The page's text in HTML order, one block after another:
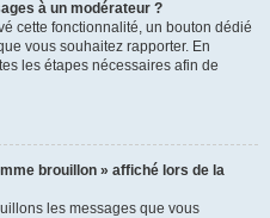
à un modérateur ?
cette fonctionnalité, un bouton dédié
vous souhaitez rapporter. En
les étapes nécessaires afin de
brouillon » affiché lors de la
les messages que vous